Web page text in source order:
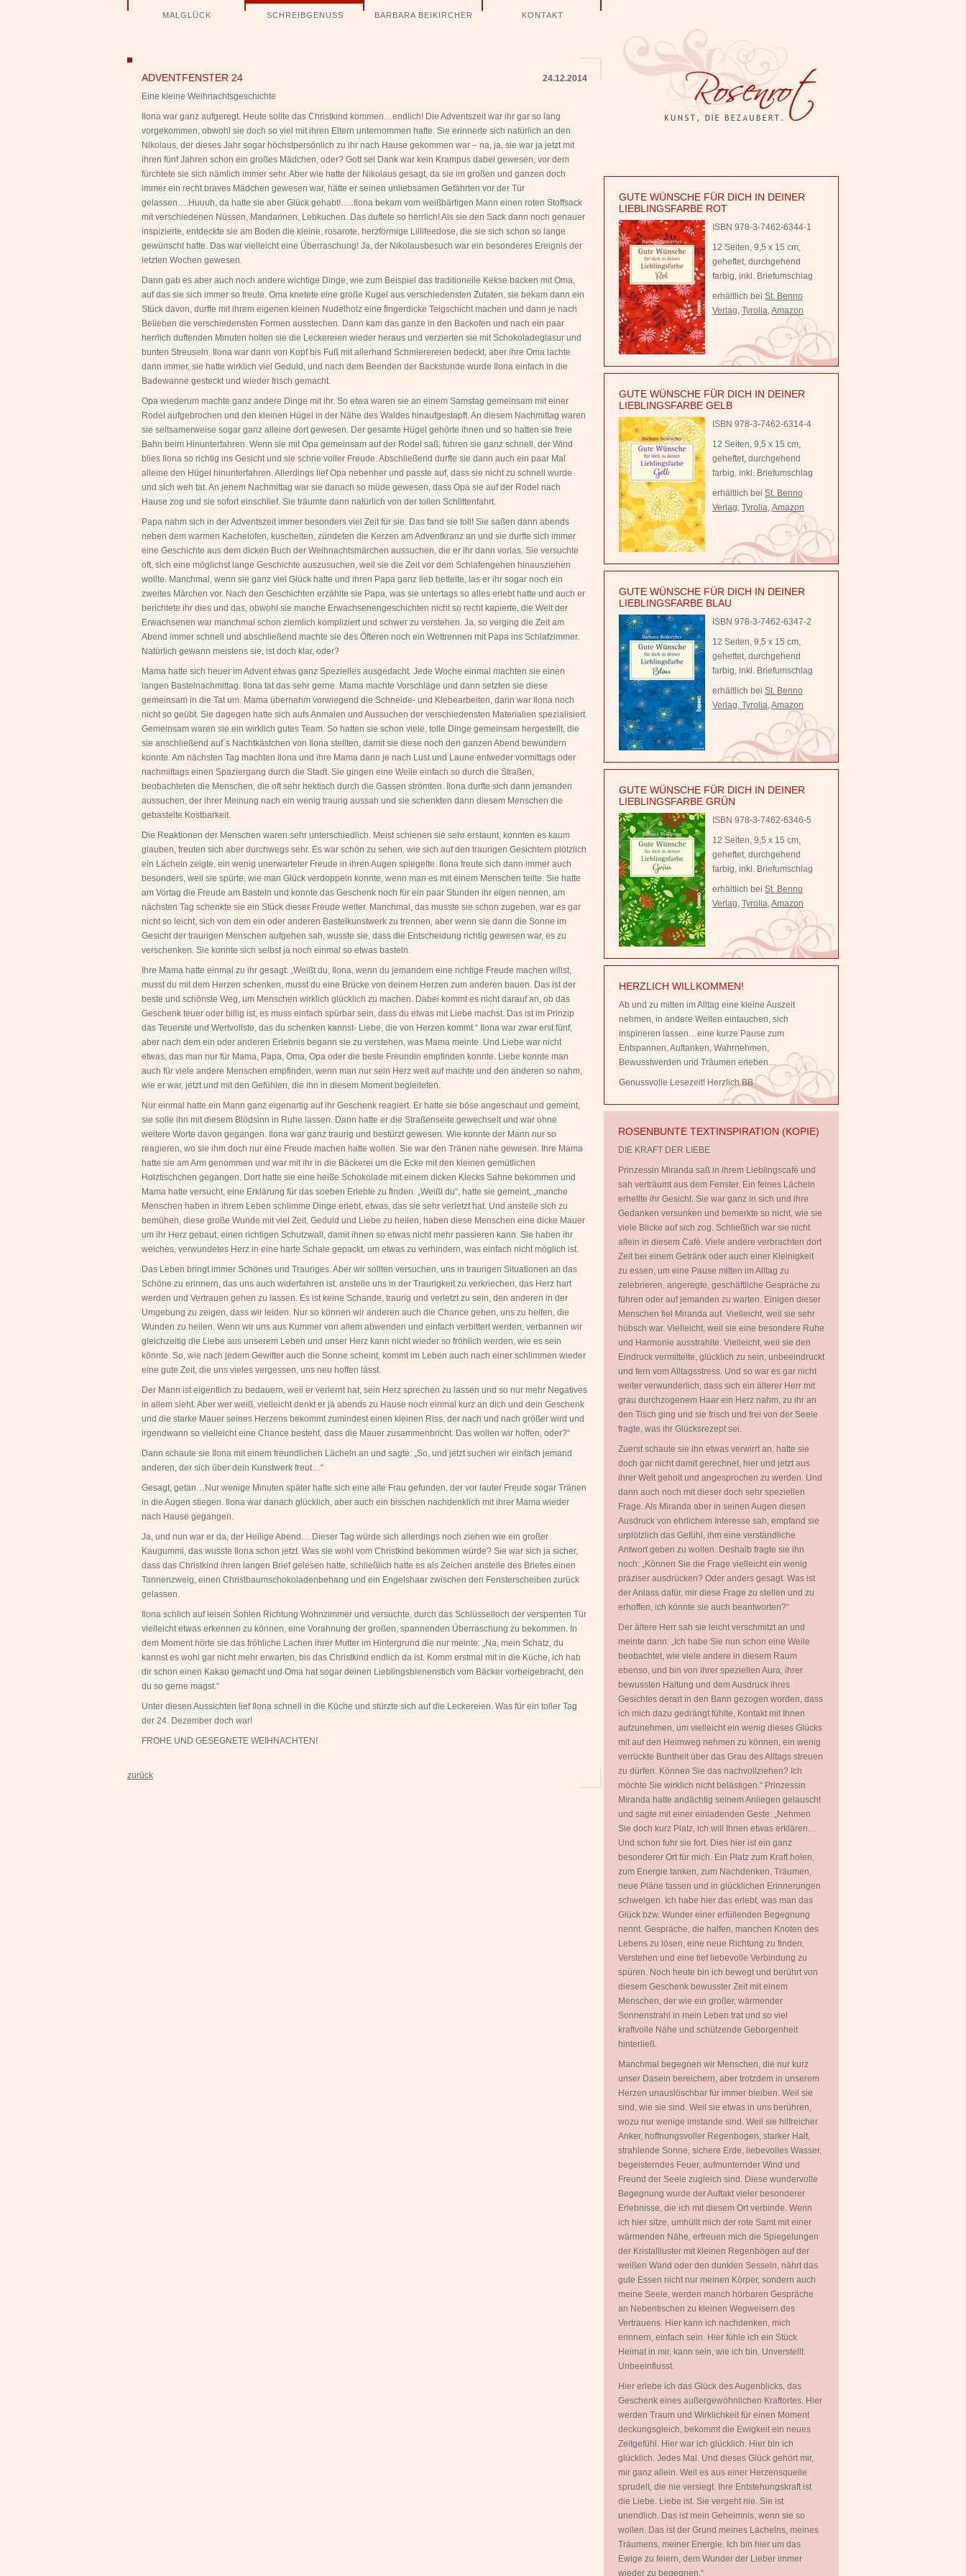
überspringenMALGLÜCK SCHREIBGENUSS BARBARA BEIKIRCHER KONTAKT
ADVENTFENSTER 24
24.12.2014
Eine kleine Weihnachtsgeschichte
Ilona war ganz aufgeregt. Heute sollte das Christkind kommen…endlich! Die Adventszeit war ihr gar so lang
vorgekommen, obwohl sie doch so viel mit ihren Eltern unternommen hatte. Sie erinnerte sich natürlich an den
Nikolaus, der dieses Jahr sogar höchstpersönlich zu ihr nach Hause gekommen war – na, ja, sie war ja jetzt mit
ihren fünf Jahren schon ein großes Mädchen, oder? Gott sei Dank war kein Krampus dabei gewesen, vor dem
fürchtete sie sich nämlich immer sehr. Aber wie hatte der Nikolaus gesagt, da sie im großen und ganzen doch
immer ein recht braves Mädchen gewesen war, hätte er seinen unliebsamen Gefährten vor der Tür
gelassen….Huuuh, da hatte sie aber Glück gehabt!…..Ilona bekam vom weißbärtigen Mann einen roten Stoffsack
mit verschiedenen Nüssen, Mandarinen, Lebkuchen. Das duftete so herrlich! Als sie den Sack dann noch genauer
inspizierte, entdeckte sie am Boden die kleine, rosarote, herzförmige Lillifeedose, die sie sich schon so lange
gewünscht hatte. Das war vielleicht eine Überraschung! Ja, der Nikolausbesuch war ein besonderes Ereignis der
letzten Wochen gewesen.
Dann gab es aber auch noch andere wichtige Dinge, wie zum Beispiel das traditionelle Kekse backen mit Oma,
auf das sie sich immer so freute. Oma knetete eine große Kugel aus verschiedensten Zutaten, sie bekam dann ein
Stück davon, durfte mit ihrem eigenen kleinen Nudelholz eine fingerdicke Teigschicht machen und dann je nach
Belieben die verschiedensten Formen ausstechen. Dann kam das ganze in den Backofen und nach ein paar
herrlich duftenden Minuten holten sie die Leckereien wieder heraus und verzierten sie mit Schokoladeglasur und
bunten Streuseln. Ilona war dann von Kopf bis Fuß mit allerhand Schmierereien bedeckt, aber ihre Oma lachte
dann immer, sie hatte wirklich viel Geduld, und nach dem Beenden der Backstunde wurde Ilona einfach in die
Badewanne gesteckt und wieder frisch gemacht.
Opa wiederum machte ganz andere Dinge mit ihr. So etwa waren sie an einem Samstag gemeinsam mit einer
Rodel aufgebrochen und den kleinen Hügel in der Nähe des Waldes hinaufgestapft. An diesem Nachmittag waren
sie seltsamerweise sogar ganz alleine dort gewesen. Der gesamte Hügel gehörte ihnen und so hatten sie freie
Bahn beim Hinunterfahren. Wenn sie mit Opa gemeinsam auf der Rodel saß, fuhren sie ganz schnell, der Wind
blies Ilona so richtig ins Gesicht und sie schrie voller Freude. Abschließend durfte sie dann auch ein paar Mal
alleine den Hügel hinunterfahren. Allerdings lief Opa nebenher und passte auf, dass sie nicht zu schnell wurde
und sich weh tat. An jenem Nachmittag war sie danach so müde gewesen, dass Opa sie auf der Rodel nach
Hause zog und sie sofort einschlief. Sie träumte dann natürlich von der tollen Schlittenfahrt.
Papa nahm sich in der Adventszeit immer besonders viel Zeit für sie. Das fand sie toll! Sie saßen dann abends
neben dem warmen Kachelofen, kuschelten, zündeten die Kerzen am Adventkranz an und sie durfte sich immer
eine Geschichte aus dem dicken Buch der Weihnachtsmärchen aussuchen, die er ihr dann vorlas. Sie versuchte
oft, sich eine möglichst lange Geschichte auszusuchen, weil sie die Zeit vor dem Schlafengehen hinausziehen
wollte. Manchmal, wenn sie ganz viel Glück hatte und ihren Papa ganz lieb bettelte, las er ihr sogar noch ein
zweites Märchen vor. Nach den Geschichten erzählte sie Papa, was sie untertags so alles erlebt hatte und auch er
berichtete ihr dies und das, obwohl sie manche Erwachsenengeschichten nicht so recht kapierte, die Welt der
Erwachsenen war manchmal schon ziemlich kompliziert und schwer zu verstehen. Ja, so verging die Zeit am
Abend immer schnell und abschließend machte sie des Öfteren noch ein Wettrennen mit Papa ins Schlafzimmer.
Natürlich gewann meistens sie, ist doch klar, oder?
Mama hatte sich heuer im Advent etwas ganz Spezielles ausgedacht. Jede Woche einmal machten sie einen
langen Bastelnachmittag. Ilona tat das sehr gerne. Mama machte Vorschläge und dann setzten sie diese
gemeinsam in die Tat um. Mama übernahm vorwiegend die Schneide- und Klebearbeiten, darin war Ilona noch
nicht so geübt. Sie dagegen hatte sich aufs Anmalen und Aussuchen der verschiedensten Materialien spezialisiert.
Gemeinsam waren sie ein wirklich gutes Team. So hatten sie schon viele, tolle Dinge gemeinsam hergestellt, die
sie anschließend auf´s Nachtkästchen von Ilona stellten, damit sie diese noch den ganzen Abend bewundern
konnte. Am nächsten Tag machten Ilona und ihre Mama dann je nach Lust und Laune entweder vormittags oder
nachmittags einen Spaziergang durch die Stadt. Sie gingen eine Weile einfach so durch die Straßen,
beobachteten die Menschen, die oft sehr hektisch durch die Gassen strömten. Ilona durfte sich dann jemanden
aussuchen, der ihrer Meinung nach ein wenig traurig aussah und sie schenkten dann diesem Menschen die
gebastelte Kostbarkeit.
Die Reaktionen der Menschen waren sehr unterschiedlich. Meist schienen sie sehr erstaunt, konnten es kaum
glauben, freuten sich aber durchwegs sehr. Es war schön zu sehen, wie sich auf den traurigen Gesichtern plötzlich
ein Lächeln zeigte, ein wenig unerwarteter Freude in ihren Augen spiegelte. Ilona freute sich dann immer auch
besonders, weil sie spürte, wie man Glück verdoppeln konnte, wenn man es mit einem Menschen teilte. Sie hatte
am Vortag die Freude am Basteln und konnte das Geschenk noch für ein paar Stunden ihr eigen nennen, am
nächsten Tag schenkte sie ein Stück dieser Freude weiter. Manchmal, das musste sie schon zugeben, war es gar
nicht so leicht, sich von dem ein oder anderen Bastelkunstwerk zu trennen, aber wenn sie dann die Sonne im
Gesicht der traurigen Menschen aufgehen sah, wusste sie, dass die Entscheidung richtig gewesen war, es zu
verschenken. Sie konnte sich selbst ja noch einmal so etwas basteln.
Ihre Mama hatte einmal zu ihr gesagt: „Weißt du, Ilona, wenn du jemandem eine richtige Freude machen willst,
musst du mit dem Herzen schenken, musst du eine Brücke von deinem Herzen zum anderen bauen. Das ist der
beste und schönste Weg, um Menschen wirklich glücklich zu machen. Dabei kommt es nicht darauf an, ob das
Geschenk teuer oder billig ist, es muss einfach spürbar sein, dass du etwas mit Liebe machst. Das ist im Prinzip
das Teuerste und Wertvollste, das du schenken kannst- Liebe, die von Herzen kommt.“ Ilona war zwar erst fünf,
aber nach dem ein oder anderen Erlebnis begann sie zu verstehen, was Mama meinte. Und Liebe war nicht
etwas, das man nur für Mama, Papa, Oma, Opa oder die beste Freundin empfinden konnte. Liebe konnte man
auch für viele andere Menschen empfinden, wenn man nur sein Herz weit auf machte und den anderen so nahm,
wie er war, jetzt und mit den Gefühlen, die ihn in diesem Moment begleiteten.
Nur einmal hatte ein Mann ganz eigenartig auf ihr Geschenk reagiert. Er hatte sie böse angeschaut und gemeint,
sie solle ihn mit diesem Blödsinn in Ruhe lassen. Dann hatte er die Straßenseite gewechselt und war ohne
weitere Worte davon gegangen. Ilona war ganz traurig und bestürzt gewesen. Wie konnte der Mann nur so
reagieren, wo sie ihm doch nur eine Freude machen hatte wollen. Sie war den Tränen nahe gewesen. Ihre Mama
hatte sie am Arm genommen und war mit ihr in die Bäckerei um die Ecke mit den kleinen gemütlichen
Holztischchen gegangen. Dort hatte sie eine heiße Schokolade mit einem dicken Klecks Sahne bekommen und
Mama hatte versucht, eine Erklärung für das soeben Erlebte zu finden. „Weißt du“, hatte sie gemeint, „manche
Menschen haben in ihrem Leben schlimme Dinge erlebt, etwas, das sie sehr verletzt hat. Und anstelle sich zu
bemühen, diese große Wunde mit viel Zeit, Geduld und Liebe zu heilen, haben diese Menschen eine dicke Mauer
um ihr Herz gebaut, einen richtigen Schutzwall, damit ihnen so etwas nicht mehr passieren kann. Sie haben ihr
weiches, verwundetes Herz in eine harte Schale gepackt, um etwas zu verhindern, was einfach nicht möglich ist.
Das Leben bringt immer Schönes und Trauriges. Aber wir sollten versuchen, uns in traurigen Situationen an das
Schöne zu erinnern, das uns auch widerfahren ist, anstelle uns in der Traurigkeit zu verkriechen, das Herz hart
werden und Vertrauen gehen zu lassen. Es ist keine Schande, traurig und verletzt zu sein, den anderen in der
Umgebung zu zeigen, dass wir leiden. Nur so können wir anderen auch die Chance geben, uns zu helfen, die
Wunden zu heilen. Wenn wir uns aus Kummer von allem abwenden und einfach verbittert werden, verbannen wir
gleichzeitig die Liebe aus unserem Leben und unser Herz kann nicht wieder so fröhlich werden, wie es sein
könnte. So, wie nach jedem Gewitter auch die Sonne scheint, kommt im Leben auch nach einer schlimmen wieder
eine gute Zeit, die uns vieles vergessen, uns neu hoffen lässt.
Der Mann ist eigentlich zu bedauern, weil er verlernt hat, sein Herz sprechen zu lassen und so nur mehr Negatives
in allem sieht. Aber wer weiß, vielleicht denkt er ja abends zu Hause noch einmal kurz an dich und dein Geschenk
und die starke Mauer seines Herzens bekommt zumindest einen kleinen Riss, der nach und nach größer wird und
irgendwann so vielleicht eine Chance besteht, dass die Mauer zusammenbricht. Das wollen wir hoffen, oder?“
Dann schaute sie Ilona mit einem freundlichen Lächeln an und sagte: „So, und jetzt suchen wir einfach jemand
anderen, der sich über dein Kunstwerk freut…“
Gesagt, getan…Nur wenige Minuten später hatte sich eine alte Frau gefunden, der vor lauter Freude sogar Tränen
in die Augen stiegen. Ilona war danach glücklich, aber auch ein bisschen nachdenklich mit ihrer Mama wieder
nach Hause gegangen.
Ja, und nun war er da, der Heilige Abend… Dieser Tag würde sich allerdings noch ziehen wie ein großer
Kaugummi, das wusste Ilona schon jetzt. Was sie wohl vom Christkind bekommen würde? Sie war sich ja sicher,
dass das Christkind ihren langen Brief gelesen hatte, schließlich hatte es als Zeichen anstelle des Briefes einen
Tannenzweig, einen Christbaumschokoladenbehang und ein Engelshaar zwischen den Fensterscheiben zurück
gelassen.
Ilona schlich auf leisen Sohlen Richtung Wohnzimmer und versuchte, durch das Schlüsselloch der versperrten Tür
vielleicht etwas erkennen zu können, eine Vorahnung der großen, spannenden Überraschung zu bekommen. In
dem Moment hörte sie das fröhliche Lachen ihrer Mutter im Hintergrund die nur meinte: „Na, mein Schatz, du
kannst es wohl gar nicht mehr erwarten, bis das Christkind endlich da ist. Komm erstmal mit in die Küche, ich hab
dir schon einen Kakao gemacht und Oma hat sogar deinen Lieblingsbienenstich vom Bäcker vorbeigebracht, den
du so gerne magst.“
Unter diesen Aussichten lief Ilona schnell in die Küche und stürzte sich auf die Leckereien. Was für ein toller Tag
der 24. Dezember doch war!
FROHE UND GESEGNETE WEIHNACHTEN!
zurück
GUTE WÜNSCHE FÜR DICH IN DEINER
LIEBLINGSFARBE ROT
ISBN 978-3-7462-6344-1
12 Seiten, 9,5 x 15 cm,
geheftet, durchgehend
farbig, inkl. Briefumschlag
erhältlich bei St. Benno
Verlag, Tyrolia,Amazon
GUTE WÜNSCHE FÜR DICH IN DEINER
LIEBLINGSFARBE GELB
ISBN 978-3-7462-6314-4
12 Seiten, 9,5 x 15 cm,
geheftet, durchgehend
farbig, inkl. Briefumschlag
erhältlich bei St. Benno
Verlag, Tyrolia, Amazon
GUTE WÜNSCHE FÜR DICH IN DEINER
LIEBLINGSFARBE BLAU
ISBN 978-3-7462-6347-2
12 Seiten, 9,5 x 15 cm,
geheftet, durchgehend
farbig, inkl. Briefumschlag
erhältlich bei St. Benno
Verlag, Tyrolia,Amazon
GUTE WÜNSCHE FÜR DICH IN DEINER
LIEBLINGSFARBE GRÜN
ISBN 978-3-7462-6346-5
12 Seiten, 9,5 x 15 cm,
geheftet, durchgehend
farbig, inkl. Briefumschlag
erhältlich bei St. Benno
Verlag, Tyrolia,Amazon
HERZLICH WILLKOMMEN!
Ab und zu mitten im Alltag eine kleine Auszeit
nehmen, in andere Welten eintauchen, sich
inspirieren lassen…eine kurze Pause zum
Entspannen, Auftanken, Wahrnehmen,
Bewusstwerden und Träumen erleben…
Genussvolle Lesezeit! Herzlich BB
ROSENBUNTE TEXTINSPIRATION (KOPIE)
DIE KRAFT DER LIEBE
Prinzessin Miranda saß in ihrem Lieblingscafè und
sah verträumt aus dem Fenster. Ein feines Lächeln
erhellte ihr Gesicht. Sie war ganz in sich und ihre
Gedanken versunken und bemerkte so nicht, wie sie
viele Blicke auf sich zog. Schließlich war sie nicht
allein in diesem Cafè. Viele andere verbrachten dort
Zeit bei einem Getränk oder auch einer Kleinigkeit
zu essen, um eine Pause mitten im Alltag zu
zelebrieren, angeregte, geschäftliche Gespräche zu
führen oder auf jemanden zu warten. Einigen dieser
Menschen fiel Miranda auf. Vielleicht, weil sie sehr
hübsch war. Vielleicht, weil sie eine besondere Ruhe
und Harmonie ausstrahlte. Vielleicht, weil sie den
Eindruck vermittelte, glücklich zu sein, unbeeindruckt
und fern vom Alltagsstress. Und so war es gar nicht
weiter verwunderlich, dass sich ein älterer Herr mit
grau durchzogenem Haar ein Herz nahm, zu ihr an
den Tisch ging und sie frisch und frei von der Seele
fragte, was ihr Glücksrezept sei.
Zuerst schaute sie ihn etwas verwirrt an, hatte sie
doch gar nicht damit gerechnet, hier und jetzt aus
ihrer Welt geholt und angesprochen zu werden. Und
dann auch noch mit dieser doch sehr speziellen
Frage. Als Miranda aber in seinen Augen diesen
Ausdruck von ehrlichem Interesse sah, empfand sie
urplötzlich das Gefühl, ihm eine verständliche
Antwort geben zu wollen. Deshalb fragte sie ihn
noch: „Können Sie die Frage vielleicht ein wenig
präziser ausdrücken? Oder anders gesagt. Was ist
der Anlass dafür, mir diese Frage zu stellen und zu
erhoffen, ich könnte sie auch beantworten?“
Der ältere Herr sah sie leicht verschmitzt an und
meinte dann: „Ich habe Sie nun schon eine Weile
beobachtet, wie viele andere in diesem Raum
ebenso, und bin von ihrer speziellen Aura, ihrer
bewussten Haltung und dem Ausdruck ihres
Gesichtes derart in den Bann gezogen worden, dass
ich mich dazu gedrängt fühlte, Kontakt mit Ihnen
aufzunehmen, um vielleicht ein wenig dieses Glücks
mit auf den Heimweg nehmen zu können, ein wenig
verrückte Buntheit über das Grau des Alltags streuen
zu dürfen. Können Sie das nachvollziehen? Ich
möchte Sie wirklich nicht belästigen.“ Prinzessin
Miranda hatte andächtig seinem Anliegen gelauscht
und sagte mit einer einladenden Geste: „Nehmen
Sie doch kurz Platz, ich will Ihnen etwas erklären…
Und schon fuhr sie fort. Dies hier ist ein ganz
besonderer Ort für mich. Ein Platz zum Kraft holen,
zum Energie tanken, zum Nachdenken, Träumen,
neue Pläne fassen und in glücklichen Erinnerungen
schwelgen. Ich habe hier das erlebt, was man das
Glück bzw. Wunder einer erfüllenden Begegnung
nennt. Gespräche, die halfen, manchen Knoten des
Lebens zu lösen, eine neue Richtung zu finden,
Verstehen und eine tief liebevolle Verbindung zu
spüren. Noch heute bin ich bewegt und berührt von
diesem Geschenk bewusster Zeit mit einem
Menschen, der wie ein großer, wärmender
Sonnenstrahl in mein Leben trat und so viel
kraftvolle Nähe und schützende Geborgenheit
hinterließ.
Manchmal begegnen wir Menschen, die nur kurz
unser Dasein bereichern, aber trotzdem in unserem
Herzen unauslöschbar für immer bleiben. Weil sie
sind, wie sie sind. Weil sie etwas in uns berühren,
wozu nur wenige imstande sind. Weil sie hilfreicher
Anker, hoffnungsvoller Regenbogen, starker Halt,
strahlende Sonne, sichere Erde, liebevolles Wasser,
begeisterndes Feuer, aufmunternder Wind und
Freund der Seele zugleich sind. Diese wundervolle
Begegnung wurde der Auftakt vieler besonderer
Erlebnisse, die ich mit diesem Ort verbinde. Wenn
ich hier sitze, umhüllt mich der rote Samt mit einer
wärmenden Nähe, erfreuen mich die Spiegelungen
der Kristallluster mit kleinen Regenbögen auf der
weißen Wand oder den dunklen Sesseln, nährt das
gute Essen nicht nur meinen Körper, sondern auch
meine Seele, werden manch hörbaren Gespräche
an Nebentischen zu kleinen Wegweisern des
Vertrauens. Hier kann ich nachdenken, mich
erinnern, einfach sein. Hier fühle ich ein Stück
Heimat in mir, kann sein, wie ich bin. Unverstellt.
Unbeeinflusst.
Hier erlebe ich das Glück des Augenblicks, das
Geschenk eines außergewöhnlichen Kraftortes. Hier
werden Traum und Wirklichkeit für einen Moment
deckungsgleich, bekommt die Ewigkeit ein neues
Zeitgefühl. Hier war ich glücklich. Hier bin ich
glücklich. Jedes Mal. Und dieses Glück gehört mir,
mir ganz allein. Weil es aus einer Herzensquelle
sprudelt, die nie versiegt. Ihre Entstehungskraft ist
die Liebe. Liebe ist. Sie vergeht nie. Sie ist
unendlich. Das ist mein Geheimnis, wenn sie so
wollen. Das ist der Grund meines Lächelns, meines
Träumens, meiner Energie. Ich bin hier um das
Ewige zu feiern, dem Wunder der Lieber immer
wieder zu begegnen.“